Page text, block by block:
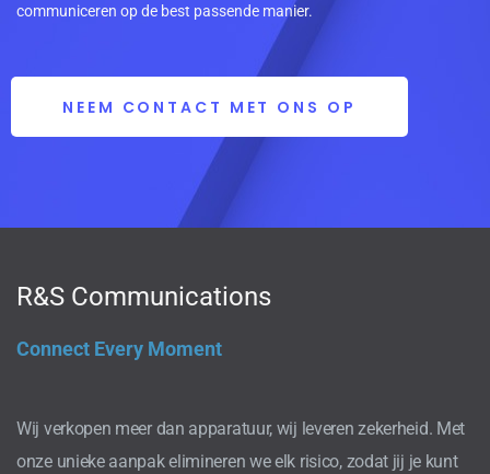
communiceren op de best passende manier.
NEEM CONTACT MET ONS OP
R&S Communications
Connect Every Moment
Wij verkopen meer dan apparatuur, wij leveren zekerheid. Met
onze unieke aanpak elimineren we elk risico, zodat jij je kunt